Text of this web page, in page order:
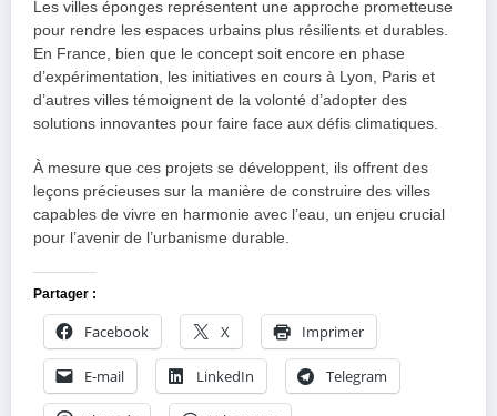
Les villes éponges représentent une approche prometteuse
pour rendre les espaces urbains plus résilients et durables.
En France, bien que le concept soit encore en phase
d’expérimentation, les initiatives en cours à Lyon, Paris et
d’autres villes témoignent de la volonté d’adopter des
solutions innovantes pour faire face aux défis climatiques.
À mesure que ces projets se développent, ils offrent des
leçons précieuses sur la manière de construire des villes
capables de vivre en harmonie avec l’eau, un enjeu crucial
pour l’avenir de l’urbanisme durable.
Partager :
Facebook X Imprimer
E-mail LinkedIn Telegram